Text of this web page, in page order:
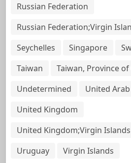
Russian Federation
Russian Federation;Virgin
Seychelles
Singapore
Taiwan
Taiwan, Province of
Undetermined
United
United Kingdom
United Kingdom;Virgin Islands
Uruguay
Virgin Islands